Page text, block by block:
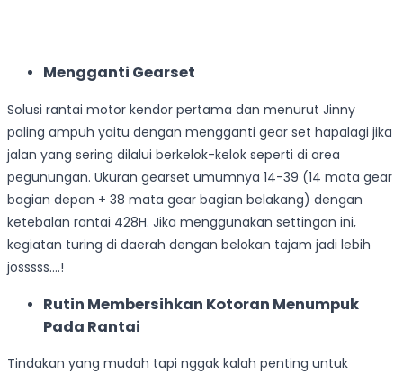
Mengganti Gearset
Solusi rantai motor kendor pertama dan menurut Jinny
paling ampuh yaitu dengan mengganti gear set hapalagi jika
jalan yang sering dilalui berkelok-kelok seperti di area
pegunungan. Ukuran gearset umumnya 14-39 (14 mata gear
bagian depan + 38 mata gear bagian belakang) dengan
ketebalan rantai 428H. Jika menggunakan settingan ini,
kegiatan turing di daerah dengan belokan tajam jadi lebih
josssss….!
Rutin Membersihkan Kotoran Menumpuk
Pada Rantai
Tindakan yang mudah tapi nggak kalah penting untuk